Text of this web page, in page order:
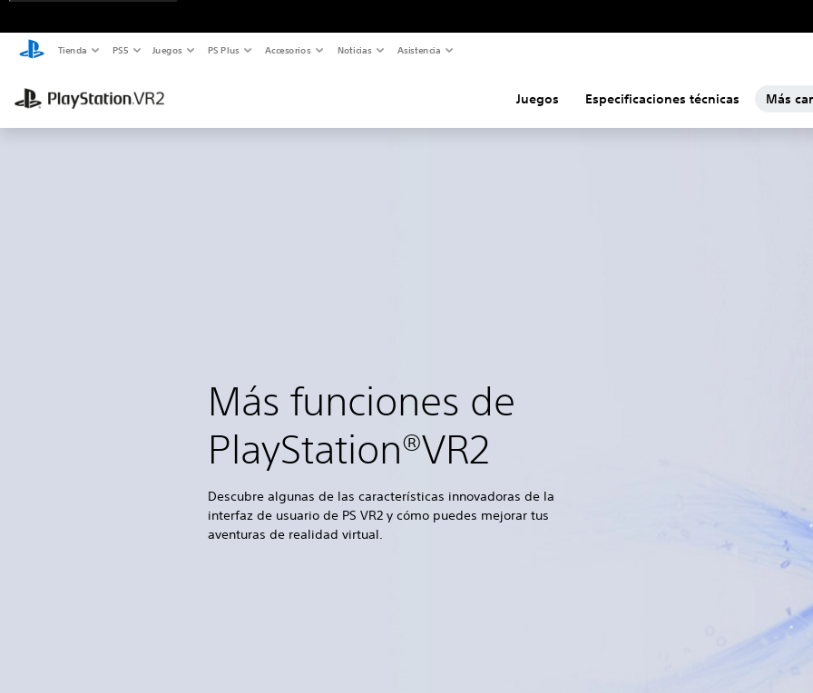
Tienda PS5 Juegos PS Plus Accesorios Noticias Asistencia
Juegos Especificaciones técnicas Más
Más funciones de
PlayStation®VR2
Descubre algunas de las características innovadoras de la
interfaz de usuario de PS VR2 y cómo puedes mejorar tus
aventuras de realidad virtual.